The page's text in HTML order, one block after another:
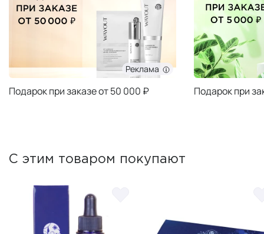
Реклама
Подарок при заказе от 50 000 ₽ Подарок при
С этим товаром покупают